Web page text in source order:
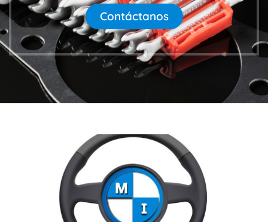
Contáctanos